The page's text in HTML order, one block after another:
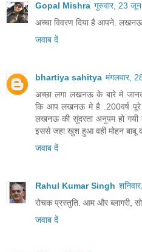
Gopal Mishra गुरुवार, 23
अच्चा विवरण दिया है आपने.
जवाब दें
bhartiya sahitya मंगलवार,
अच्छा लगा लखनऊ के बारे मे
कि आप लखनऊ मे है .200वर्ष पूरे
लखनऊ की सुंदरता अनुपम हो
इससे जहा खुश हुआ वही मोहन बाबू
जवाब दें
Rahul Kumar Singh
रोचक प्रस्‍तुति. आम और ब्‍लागरी,
जवाब दें